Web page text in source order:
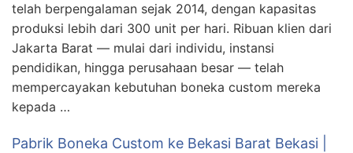
telah berpengalaman sejak 2014, dengan kapasitas
produksi lebih dari 300 unit per hari. Ribuan klien dari
Jakarta Barat — mulai dari individu, instansi
pendidikan, hingga perusahaan besar — telah
mempercayakan kebutuhan boneka custom mereka
kepada …
Pabrik Boneka Custom ke Bekasi Barat Bekasi |